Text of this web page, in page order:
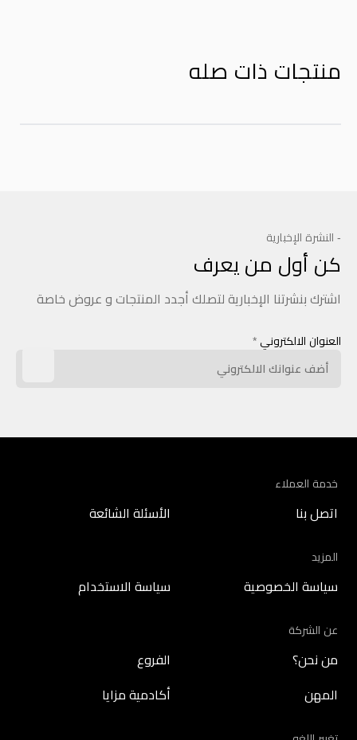
منتجات ذات صله
- النشرة الإخبارية
كن أول من يعرف
اشترك بنشرتنا الإخبارية لتصلك أجدد المنتجات و عروض خاصة
العنوان الالكتروني *
خدمة العملاء
اتصل بنا الأسئلة الشائعة
المزيد
سياسة الخصوصية سياسة الاستخدام
عن الشركة
من نحن؟ الفروع
المهن أكادمية مزايا